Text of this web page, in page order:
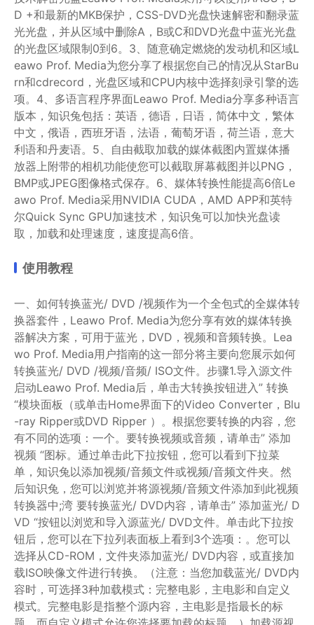
D +和最新的MKB保护，CSS-DVD光盘快速解密和翻录蓝
光光盘，并从区域中删除A，B或C和DVD光盘中蓝光光盘
的光盘区域限制0到6。3、随意确定燃烧的发动机和区域L
eawo Prof. Media为您分享了根据您自己的情况从StarBu
rn和cdrecord，光盘区域和CPU内核中选择刻录引擎的选
项。4、多语言程序界面Leawo Prof. Media分享多种语言
版本，知识兔包括：英语，德语，日语，简体中文，繁体
中文，俄语，西班牙语，法语，葡萄牙语，荷兰语，意大
利语和丹麦语。5、自由截取加载的媒体截图内置媒体播
放器上附带的相机功能使您可以截取屏幕截图并以PNG，
BMP或JPEG图像格式保存。6、媒体转换性能提高6倍Le
awo Prof. Media采用NVIDIA CUDA，AMD APP和英特
尔Quick Sync GPU加速技术，知识兔可以加快光盘读
取，加载和处理速度，速度提高6倍。
使用教程
一、如何转换蓝光/ DVD /视频作为一个全包式的全媒体转
换器套件，Leawo Prof. Media为您分享有效的媒体转换
器解决方案，可用于蓝光，DVD，视频和音频转换。Lea
wo Prof. Media用户指南的这一部分将主要向您展示如何
转换蓝光/ DVD /视频/音频/ ISO文件。步骤1.导入源文件
启动Leawo Prof. Media后，单击大转换按钮进入” 转换
“模块面板（或单击Home界面下的Video Converter，Blu
-ray Ripper或DVD Ripper ）。根据您要转换的内容，您
有不同的选项：一个。要转换视频或音频，请单击” 添加
视频 “图标。通过单击此下拉按钮，您可以看到下拉菜
单，知识兔以添加视频/音频文件或视频/音频文件夹。然
后知识兔，您可以浏览并将源视频/音频文件添加到此视频
转换器中;湾 要转换蓝光/ DVD内容，请单击” 添加蓝光/ D
VD “按钮以浏览和导入源蓝光/ DVD文件。单击此下拉按
钮后，您可以在下拉列表面板上看到3个选项：。您可以
选择从CD-ROM，文件夹添加蓝光/ DVD内容，或直接加
载ISO映像文件进行转换。（注意：当您加载蓝光/ DVD内
容时，可选择3种加载模式：完整电影，主电影和自定义
模式。完整电影是指整个源内容，主电影是指最长的标